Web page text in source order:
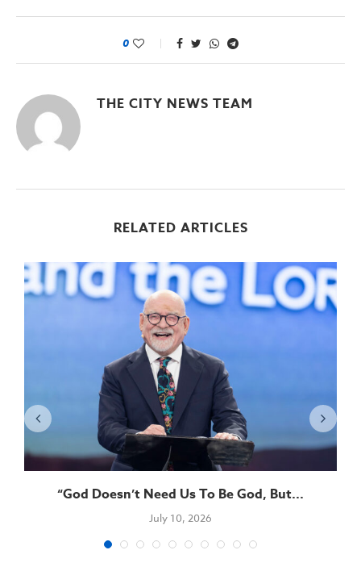
0
THE CITY NEWS TEAM
RELATED ARTICLES
“God Doesn’t Need Us To Be God, But...
July 10, 2026